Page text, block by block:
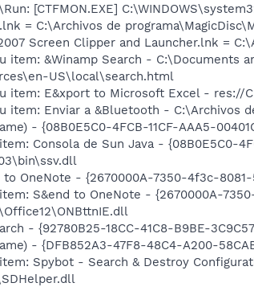
[CTFMON.EXE]
= C:\Archivos de
Screen Clipper and Launcher.lnk =
item: &Winamp Search - C:\Documents
US\local\search.html
E&xport to Microsoft Excel - res://
item: Enviar a &Bluetooth - C:\Archivos
- {08B0E5C0-4FCB-11CF-AAA5-
Consola de Sun Java - {08B0E5C0-
OneNote - {2670000A-7350-4f3c-8081-
S&end to OneNote - {2670000A-
- {92780B25-18CC-41C8-B9BE-
- {DFB852A3-47F8-48C4-A200-
Spybot - Search & Destroy